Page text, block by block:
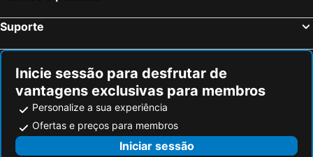
Suporte
Inicie sessão para desfrutar de
vantagens exclusivas para membros
Personalize a sua experiência
Ofertas e preços para membros
Iniciar sessão